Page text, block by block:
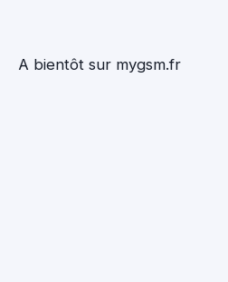
A bientôt sur mygsm.fr